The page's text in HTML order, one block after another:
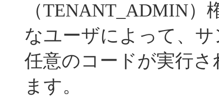
（TENANT_ADMIN
なユーザによって、
任意のコードが実行
ます。